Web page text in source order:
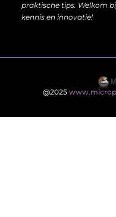
praktische tips. Welkom
kennis en innovatie!
@2025